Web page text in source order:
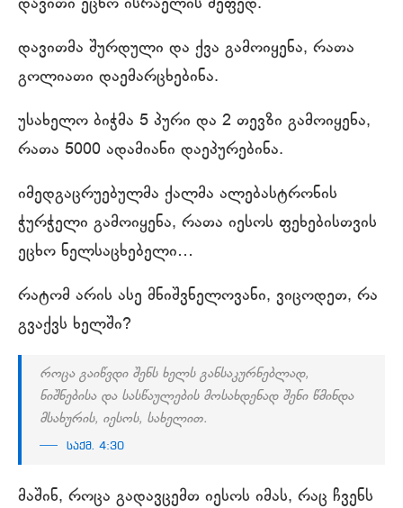
დავითი ეცხო ისრაელის მეფედ.
დავითმა შურდული და ქვა გამოიყენა, რათა
გოლიათი დაემარცხებინა.
უსახელო ბიჭმა 5 პური და 2 თევზი გამოიყენა,
რათა 5000 ადამიანი დაეპურებინა.
იმედგაცრუებულმა ქალმა ალებასტრონის
ჭურჭელი გამოიყენა, რათა იესოს ფეხებისთვის
ეცხო ნელსაცხებელი…
რატომ არის ასე მნიშვნელოვანი, ვიცოდეთ, რა
გვაქვს ხელში?
როცა გაიწვდი შენს ხელს განსაკურნებლად,
ნიშნებისა და სასწაულების მოსახდენად შენი წმინდა
მსახურის, იესოს, სახელით.
საქმ. 4:30
მაშინ, როცა გადავცემთ იესოს იმას, რაც ჩვენს